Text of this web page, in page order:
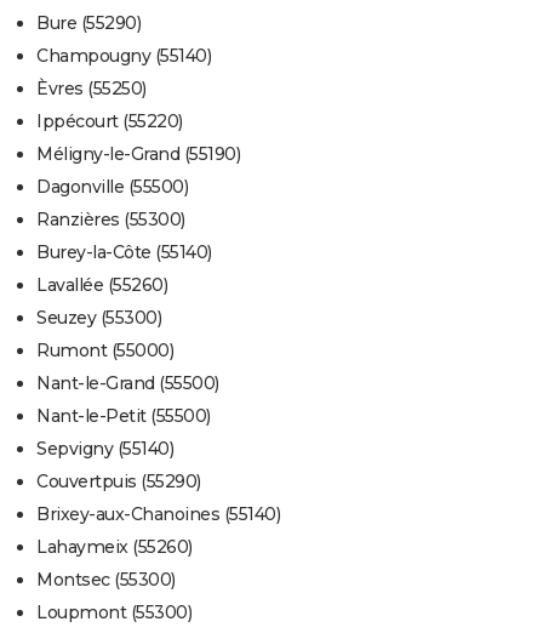
Bure (55290)
Champougny (55140)
Èvres (55250)
Ippécourt (55220)
Méligny-le-Grand (55190)
Dagonville (55500)
Ranzières (55300)
Burey-la-Côte (55140)
Lavallée (55260)
Seuzey (55300)
Rumont (55000)
Nant-le-Grand (55500)
Nant-le-Petit (55500)
Sepvigny (55140)
Couvertpuis (55290)
Brixey-aux-Chanoines (55140)
Lahaymeix (55260)
Montsec (55300)
Loupmont (55300)